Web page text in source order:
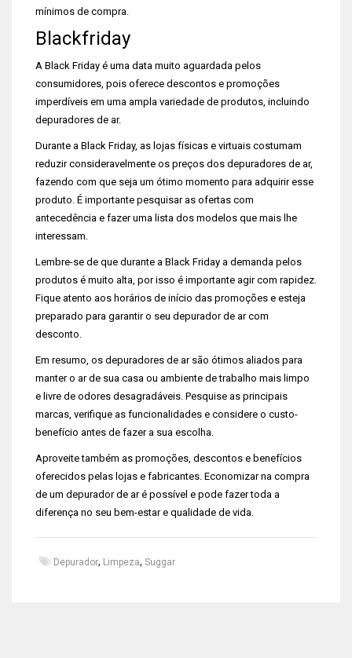
mínimos de compra.
Blackfriday
A Black Friday é uma data muito aguardada pelos
consumidores, pois oferece descontos e promoções
imperdíveis em uma ampla variedade de produtos, incluindo
depuradores de ar.
Durante a Black Friday, as lojas físicas e virtuais costumam
reduzir consideravelmente os preços dos depuradores de ar,
fazendo com que seja um ótimo momento para adquirir esse
produto. É importante pesquisar as ofertas com
antecedência e fazer uma lista dos modelos que mais lhe
interessam.
Lembre-se de que durante a Black Friday a demanda pelos
produtos é muito alta, por isso é importante agir com rapidez.
Fique atento aos horários de início das promoções e esteja
preparado para garantir o seu depurador de ar com
desconto.
Em resumo, os depuradores de ar são ótimos aliados para
manter o ar de sua casa ou ambiente de trabalho mais limpo
e livre de odores desagradáveis. Pesquise as principais
marcas, verifique as funcionalidades e considere o custo-
benefício antes de fazer a sua escolha.
Aproveite também as promoções, descontos e benefícios
oferecidos pelas lojas e fabricantes. Economizar na compra
de um depurador de ar é possível e pode fazer toda a
diferença no seu bem-estar e qualidade de vida.
Depurador, Limpeza, Suggar